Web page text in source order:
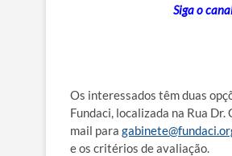
Siga o
Os interessados têm duas
Fundaci, localizada na Rua
mail para
e os critérios de avaliação.